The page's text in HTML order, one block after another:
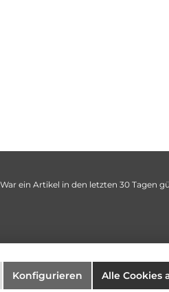
ein Artikel in den letzten 30 Tagen
Konfigurieren Alle Cookies